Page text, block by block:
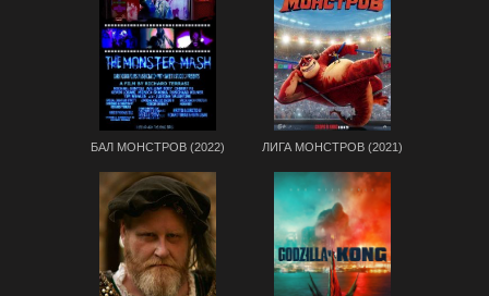
БАЛ МОНСТРОВ (2022) ЛИГА МОНСТРОВ (2021)